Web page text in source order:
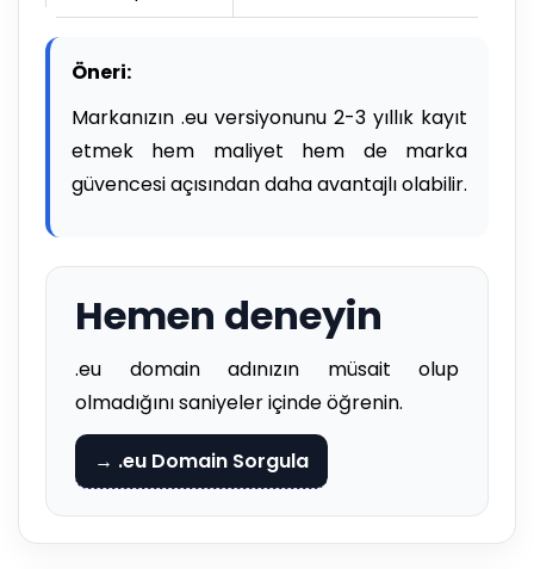
Öneri:
Markanızın .eu versiyonunu 2-3 yıllık kayıt
etmek hem maliyet hem de marka
güvencesi açısından daha avantajlı olabilir.
Hemen deneyin
.eu domain adınızın müsait olup
olmadığını saniyeler içinde öğrenin.
→ .eu Domain Sorgula